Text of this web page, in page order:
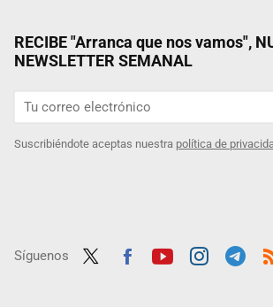
RECIBE "Arranca que nos vamos",
NEWSLETTER SEMANAL
Suscribiéndote aceptas nuestra política de
Síguenos